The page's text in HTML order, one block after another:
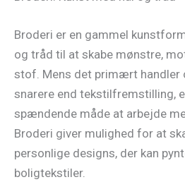
Broderi er en gammel
og tråd til at skabe mønstre,
stof. Mens det primært handler
snarere end tekstilfremstilling,
spændende måde at arbejde
Broderi giver mulighed for at
personlige designs, der kan
boligtekstiler.